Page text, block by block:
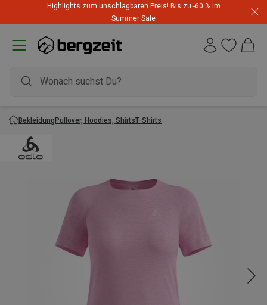
Highlights zum unschlagbaren Preis! Bis zu -60 % im
Summer Sale
BekleidungPullover, Hoodies, ShirtsT-Shirts